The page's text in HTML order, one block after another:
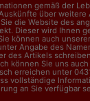
gemäß der
über weitere
die Website des
Dieser wird Ihnen
können auch
Angabe des
des Artikels
können Sie uns
erreichen unter
vollständige
an Sie verfügbar